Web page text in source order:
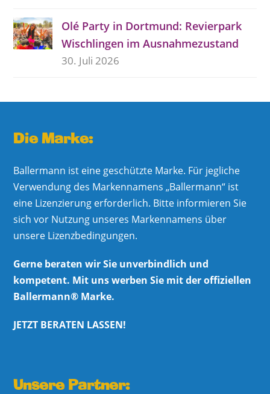
Olé Party in Dortmund: Revierpark
Wischlingen im Ausnahmezustand
30. Juli 2026
Die Marke:
Ballermann ist eine geschützte Marke. Für jegliche
Verwendung des Markennamens „Ballermann“ ist
eine Lizenzierung erforderlich. Bitte informieren Sie
sich vor Nutzung unseres Markennamens über
unsere Lizenzbedingungen.
Gerne beraten wir Sie unverbindlich und
kompetent. Mit uns werben Sie mit der offiziellen
Ballermann® Marke.
JETZT BERATEN LASSEN!
Unsere Partner: